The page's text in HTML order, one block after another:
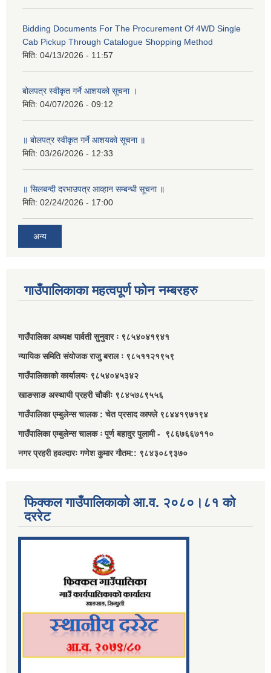
Bidding Documents For The Procurement Of 4WD Single
Cab Pickup Through Catalogue Shopping Method
मिति: 04/13/2026 - 11:57
बोलपत्र स्वीकृत गर्ने आशयको सूचना ।
मिति: 04/07/2026 - 09:12
॥ बोलपत्र स्वीकृत गर्ने आशयको सूचना ॥
मिति: 03/26/2026 - 12:33
॥ सिलबन्दी दरभाउपत्र आव्हान सम्बन्धी सूचना ॥
मिति: 02/24/2026 - 17:00
अन्य
गाउँपालिकाका महत्वपूर्ण फोन नम्बरहरु
गाउँपालिका अध्यक्ष पार्वती सुनुवार ः ९८५४०४१९४१
न्यायिक समिति संयोजक राजु बराल ः ९८५११२१९५९
गाउँपालिकाको कार्यालयः ९८५४०४५३४२
खाङसाङ अस्थायी प्रहरी चौकीः ९८४५७८९५५६
गाउँपालिका एम्बुलेन्स चालक : चेत प्रसाद काफ्ले ९८४४१९७१९४
गाउँपालिका एम्बुलेन्स चालक ः पूर्ण बहादुर पुलामी - ९८६७६६७११०
नगर प्रहरी हवल्दारः गणेश कुमार गौतम:: ९८४३०८९३७०
फिक्कल गाउँपालिकाको आ.व. २०८०।८१ को
दररेट